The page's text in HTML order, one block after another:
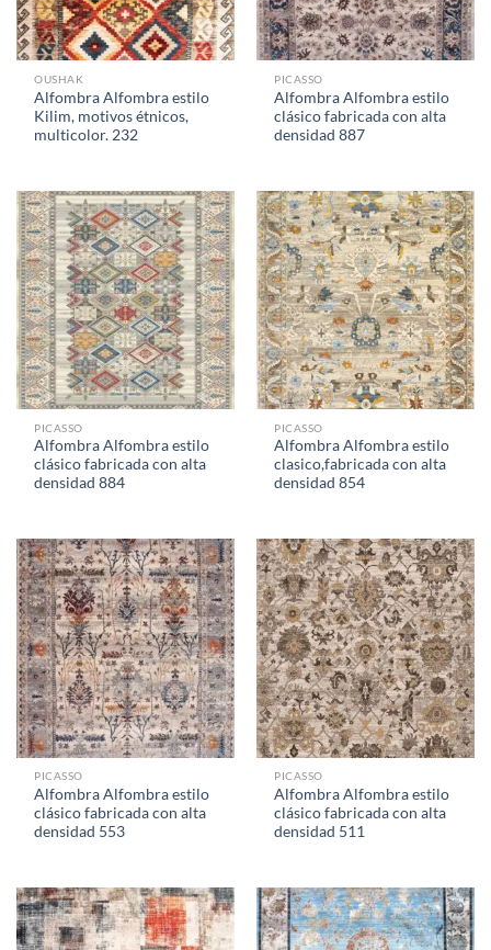
OUSHAK
Alfombra Alfombra estilo
Kilim, motivos étnicos,
multicolor. 232
PICASSO
Alfombra Alfombra estilo
clásico fabricada con alta
densidad 887
PICASSO
Alfombra Alfombra estilo
clásico fabricada con alta
densidad 884
PICASSO
Alfombra Alfombra estilo
clasico,fabricada con alta
densidad 854
PICASSO
Alfombra Alfombra estilo
clásico fabricada con alta
densidad 553
PICASSO
Alfombra Alfombra estilo
clásico fabricada con alta
densidad 511